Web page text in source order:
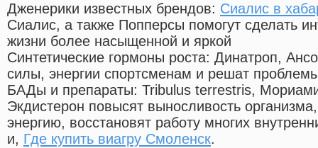
Дженерики известных брендов: Сиалис в
Сиалис, а также Попперсы помогут сделать
жизни более насыщенной и яркой
Синтетические гормоны роста: Динатроп,
силы, энергии спортсменам и решат
БАДы и препараты: Tribulus terrestris,
Экдистерон повысят выносливость
энергию, восстановят работу многих
и, Где купить виагру Смоленск.